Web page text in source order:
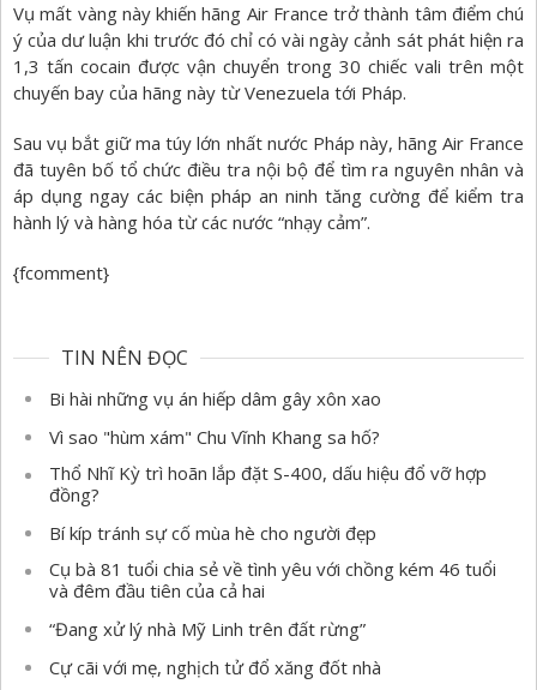
Vụ mất vàng này khiến hãng Air France trở thành tâm điểm chú
ý của dư luận khi trước đó chỉ có vài ngày cảnh sát phát hiện ra
1,3 tấn cocain được vận chuyển trong 30 chiếc vali trên một
chuyến bay của hãng này từ Venezuela tới Pháp.
Sau vụ bắt giữ ma túy lớn nhất nước Pháp này, hãng Air France
đã tuyên bố tổ chức điều tra nội bộ để tìm ra nguyên nhân và
áp dụng ngay các biện pháp an ninh tăng cường để kiểm tra
hành lý và hàng hóa từ các nước “nhạy cảm”.
{fcomment}
TIN NÊN ĐỌC
Bi hài những vụ án hiếp dâm gây xôn xao
Vì sao "hùm xám" Chu Vĩnh Khang sa hố?
Thổ Nhĩ Kỳ trì hoãn lắp đặt S-400, dấu hiệu đổ vỡ hợp
đồng?
Bí kíp tránh sự cố mùa hè cho người đẹp
Cụ bà 81 tuổi chia sẻ về tình yêu với chồng kém 46 tuổi
và đêm đầu tiên của cả hai
“Đang xử lý nhà Mỹ Linh trên đất rừng”
Cự cãi với mẹ, nghịch tử đổ xăng đốt nhà